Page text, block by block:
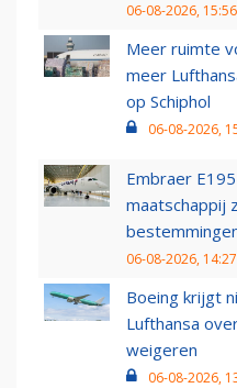
06-08-2026, 15:56
Meer ruimte
meer
op Schiphol
06-08-2026,
Embraer
maatschappij
06-08-2026, 14:27
Boeing krijgt
Lufthansa
weigeren
06-08-2026,